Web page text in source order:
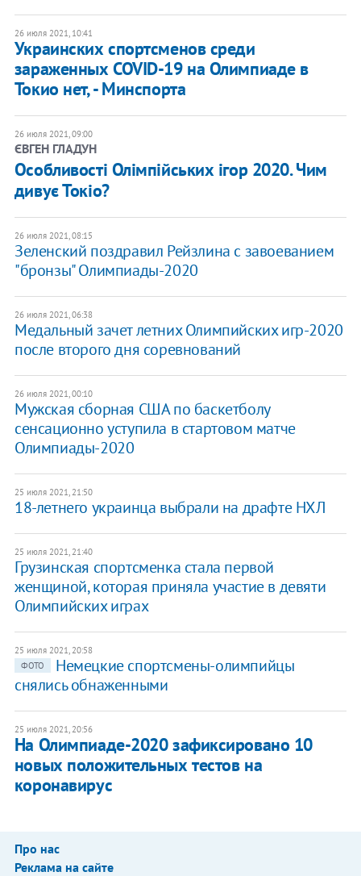
26 июля 2021, 10:41
Украинских спортсменов среди
зараженных COVID-19 на Олимпиаде в
Токио нет, - Минспорта
26 июля 2021, 09:00
ЄВГЕН ГЛАДУН
Особливості Олімпійських ігор 2020. Чим
дивує Токіо?
26 июля 2021, 08:15
Зеленский поздравил Рейзлина с завоеванием
"бронзы" Олимпиады-2020
26 июля 2021, 06:38
Медальный зачет летних Олимпийских игр-2020
после второго дня соревнований
26 июля 2021, 00:10
Мужская сборная США по баскетболу
сенсационно уступила в стартовом матче
Олимпиады-2020
25 июля 2021, 21:50
18-летнего украинца выбрали на драфте НХЛ
25 июля 2021, 21:40
Грузинская спортсменка стала первой
женщиной, которая приняла участие в девяти
Олимпийских играх
25 июля 2021, 20:58
ФОТО
Немецкие спортсмены-олимпийцы
снялись обнаженными
25 июля 2021, 20:56
На Олимпиаде-2020 зафиксировано 10
новых положительных тестов на
коронавирус
Про нас
Реклама на сайте